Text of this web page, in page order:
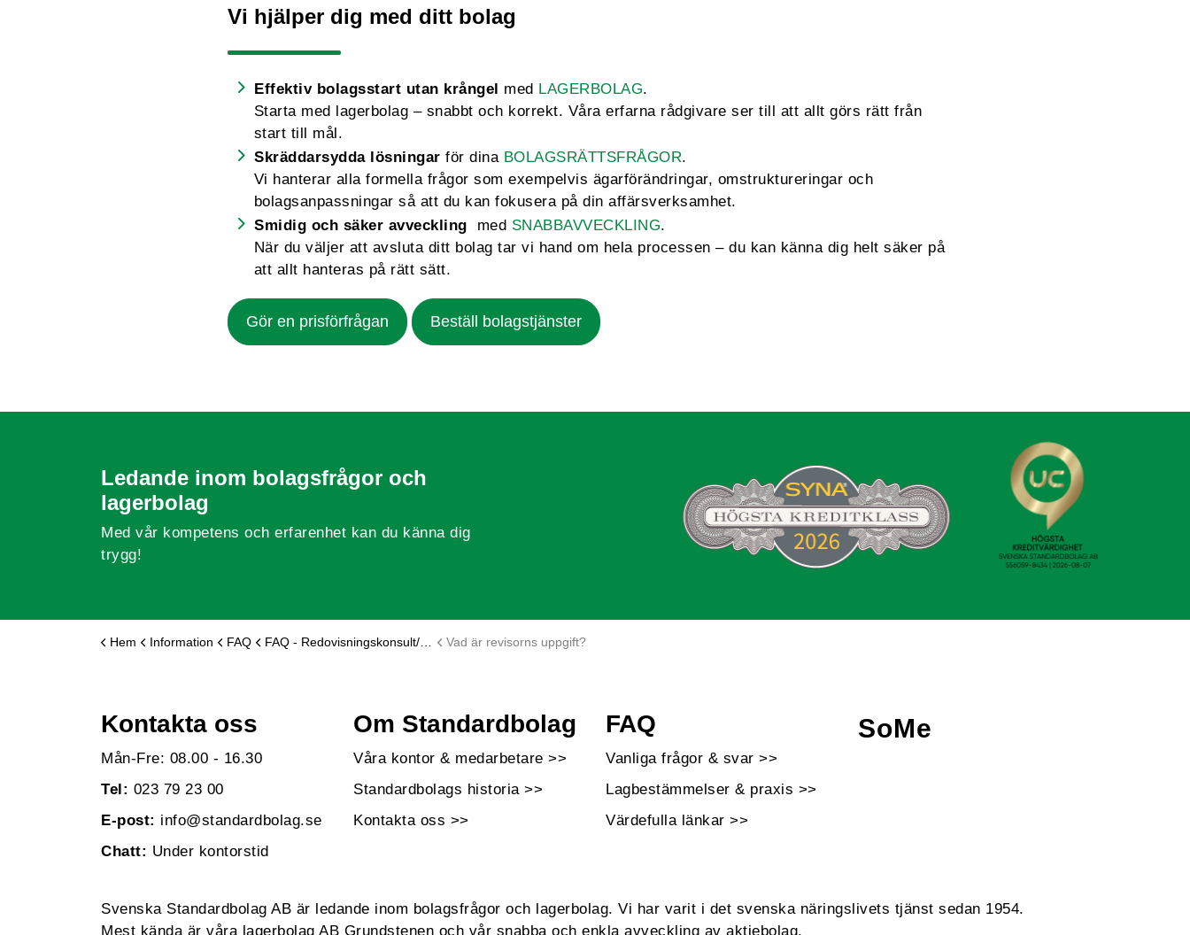
Vi hjälper dig med ditt bolag
Effektiv bolagsstart utan krångel med LAGERBOLAG.
Starta med lagerbolag – snabbt och korrekt. Våra erfarna rådgivare ser till att allt görs rätt från
start till mål.
Skräddarsydda lösningar för dina BOLAGSRÄTTSFRÅGOR.
Vi hanterar alla formella frågor som exempelvis ägarförändringar, omstruktureringar och
bolagsanpassningar så att du kan fokusera på din affärsverksamhet.
Smidig och säker avveckling med SNABBAVVECKLING.
När du väljer att avsluta ditt bolag tar vi hand om hela processen – du kan känna dig helt säker på
att allt hanteras på rätt sätt.
Gör en prisförfrågan Beställ bolagstjänster
Ledande inom bolagsfrågor och
lagerbolag
Med vår kompetens och erfarenhet kan du känna dig
trygg!
Hem Information FAQ FAQ - Redovisningskonsult/Revisor Vad är revisorns uppgift?
Kontakta oss
Mån-Fre: 08.00 - 16.30
Tel: 023 79 23 00
E-post: info@standardbolag.se
Chatt: Under kontorstid
Om Standardbolag
Våra kontor & medarbetare >>
Standardbolags historia >>
Kontakta oss >>
FAQ
Vanliga frågor & svar >>
Lagbestämmelser & praxis >>
Värdefulla länkar >>
SoMe
Svenska Standardbolag AB är ledande inom bolagsfrågor och lagerbolag. Vi har varit i det svenska näringslivets tjänst sedan 1954.
Mest kända är våra lagerbolag AB Grundstenen och vår snabba och enkla avveckling av aktiebolag.